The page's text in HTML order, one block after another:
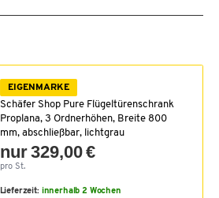
EIGENMARKE
Schäfer Shop Pure Flügeltürenschrank
Proplana, 3 Ordnerhöhen, Breite 800
mm, abschließbar, lichtgrau
nur 329,00 €
pro St.
Lieferzeit: innerhalb 2 Wochen